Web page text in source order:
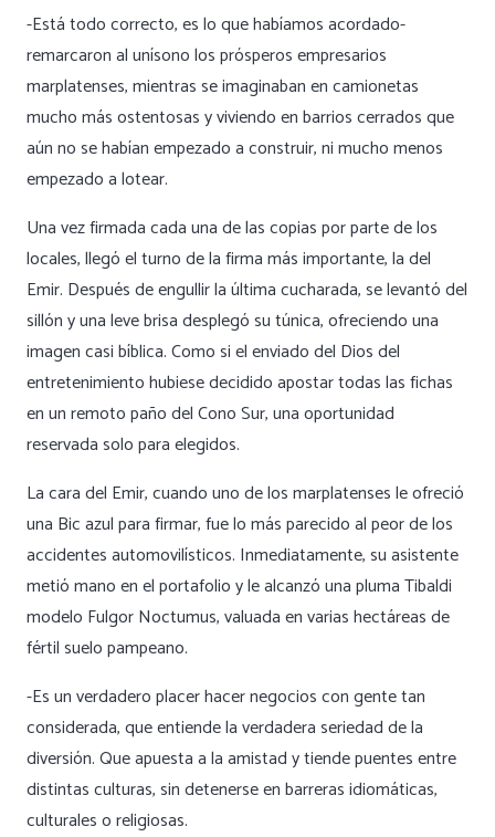
-Está todo correcto, es lo que habíamos acordado-
remarcaron al unísono los prósperos empresarios
marplatenses, mientras se imaginaban en camionetas
mucho más ostentosas y viviendo en barrios cerrados que
aún no se habían empezado a construir, ni mucho menos
empezado a lotear.
Una vez firmada cada una de las copias por parte de los
locales, llegó el turno de la firma más importante, la del
Emir. Después de engullir la última cucharada, se levantó del
sillón y una leve brisa desplegó su túnica, ofreciendo una
imagen casi bíblica. Como si el enviado del Dios del
entretenimiento hubiese decidido apostar todas las fichas
en un remoto paño del Cono Sur, una oportunidad
reservada solo para elegidos.
La cara del Emir, cuando uno de los marplatenses le ofreció
una Bic azul para firmar, fue lo más parecido al peor de los
accidentes automovilísticos. Inmediatamente, su asistente
metió mano en el portafolio y le alcanzó una pluma Tibaldi
modelo Fulgor Noctumus, valuada en varias hectáreas de
fértil suelo pampeano.
-Es un verdadero placer hacer negocios con gente tan
considerada, que entiende la verdadera seriedad de la
diversión. Que apuesta a la amistad y tiende puentes entre
distintas culturas, sin detenerse en barreras idiomáticas,
culturales o religiosas.